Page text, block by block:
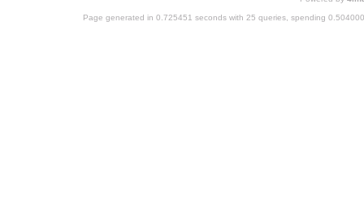
Page generated in 0.725451 seconds with 25 queries, spending